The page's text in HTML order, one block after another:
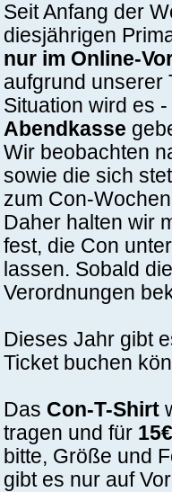
Seit Anfang der
diesjährigen
nur im Online-
aufgrund unserer
Situation wird es
Abendkasse
Wir beobachten
sowie die sich
zum Con-
Daher halten wir
fest, die Con
lassen. Sobald
Verordnungen
Dieses Jahr gibt
Ticket buchen
Das Con-T-Shirt
tragen und für 15€
bitte, Größe und
gibt es nur auf